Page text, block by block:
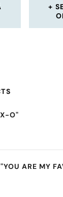
O"
ARE MY